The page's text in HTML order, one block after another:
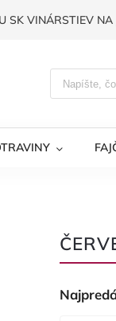
SK VINÁRSTIEV